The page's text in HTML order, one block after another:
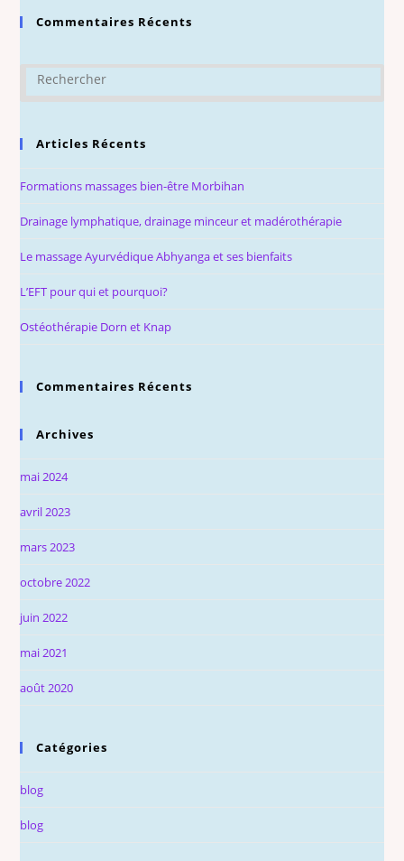
Commentaires Récents
Articles Récents
Formations massages bien-être Morbihan
Drainage lymphatique, drainage minceur et madérothérapie
Le massage Ayurvédique Abhyanga et ses bienfaits
L’EFT pour qui et pourquoi?
Ostéothérapie Dorn et Knap
Commentaires Récents
Archives
mai 2024
avril 2023
mars 2023
octobre 2022
juin 2022
mai 2021
août 2020
Catégories
blog
blog